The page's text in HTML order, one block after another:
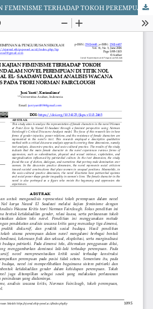
ANALISIS KAJIAN FEMINISME TERHADAP TOKOH PEREMPUAN DALAM NOVEL PEREMPUAN DI TITIK NOL KARYA NAWAL EL- SAADAWI DALAM MODEL ANALISIS WACANA KRITIS PADA TEORI NORMAN FAIRCLOUGH